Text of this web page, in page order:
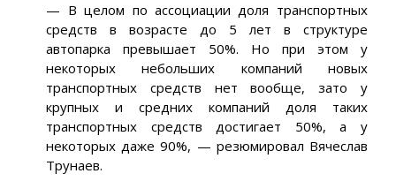
— В целом по ассоциации доля транспортных
средств в возрасте до 5 лет в структуре
автопарка превышает 50%. Но при этом у
некоторых небольших компаний новых
транспортных средств нет вообще, зато у
крупных и средних компаний доля таких
транспортных средств достигает 50%, а у
некоторых даже 90%, — резюмировал Вячеслав
Трунаев.